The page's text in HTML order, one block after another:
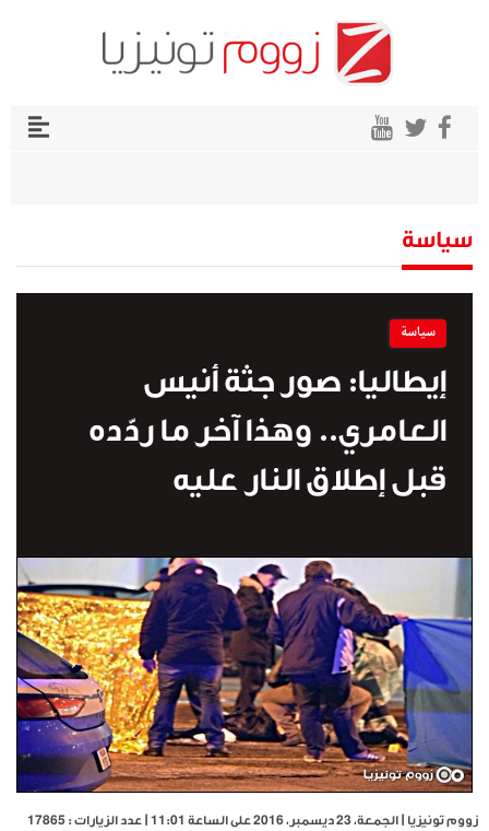
سياسة
سياسة
إيطاليا: صور جثة أنيس
العامري.. وهذا آخر ما ردّده
قبل إطلاق النار عليه
زووم تونيزيا | الجمعة، 23 ديسمبر، 2016 على الساعة 11:01 | عدد الزيارات : 17865